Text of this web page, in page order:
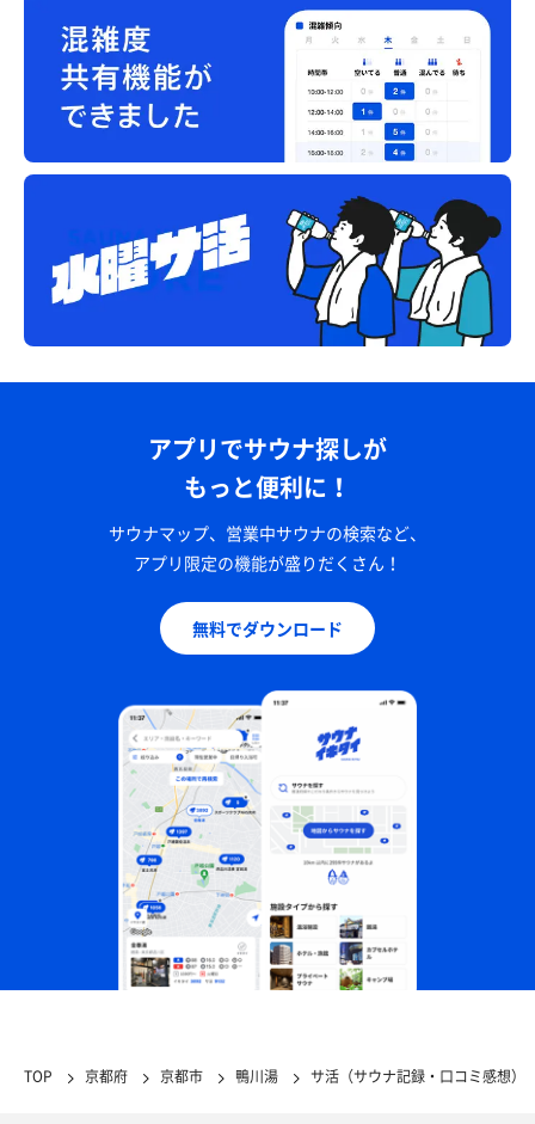
アプリでサウナ探しが
もっと便利に！
サウナマップ、営業中サウナの検索など、
アプリ限定の機能が盛りだくさん！
無料でダウンロード
TOP 京都府 京都市 鴨川湯 サ活（サウナ記録・口コミ感想）